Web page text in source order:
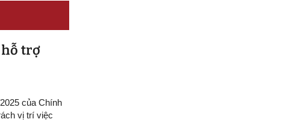
hỗ trợ
của Chính
vị trí việc